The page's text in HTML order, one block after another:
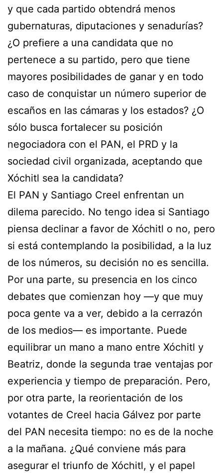
y que cada partido obtendrá menos
gubernaturas, diputaciones y senadurías?
¿O prefiere a una candidata que no
pertenece a su partido, pero que tiene
mayores posibilidades de ganar y en todo
caso de conquistar un número superior de
escaños en las cámaras y los estados? ¿O
sólo busca fortalecer su posición
negociadora con el PAN, el PRD y la
sociedad civil organizada, aceptando que
Xóchitl sea la candidata?
El PAN y Santiago Creel enfrentan un
dilema parecido. No tengo idea si Santiago
piensa declinar a favor de Xóchitl o no, pero
si está contemplando la posibilidad, a la luz
de los números, su decisión no es sencilla.
Por una parte, su presencia en los cinco
debates que comienzan hoy —y que muy
poca gente va a ver, debido a la cerrazón
de los medios— es importante. Puede
equilibrar un mano a mano entre Xóchitl y
Beatriz, donde la segunda trae ventajas por
experiencia y tiempo de preparación. Pero,
por otra parte, la reorientación de los
votantes de Creel hacia Gálvez por parte
del PAN necesita tiempo: no es de la noche
a la mañana. ¿Qué conviene más para
asegurar el triunfo de Xóchitl, y el papel